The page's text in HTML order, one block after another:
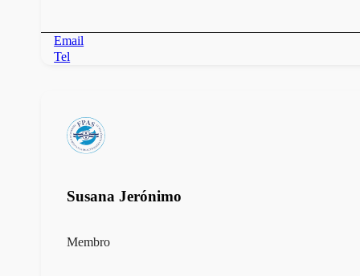
Email
Tel
Susana Jerónimo
Membro